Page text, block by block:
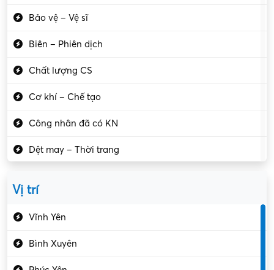
Bảo vệ – Vệ sĩ
Biên – Phiên dịch
Chất lượng CS
Cơ khí – Chế tạo
Công nhân đã có KN
Dệt may – Thời trang
Vị trí
Vĩnh Yên
Bình Xuyên